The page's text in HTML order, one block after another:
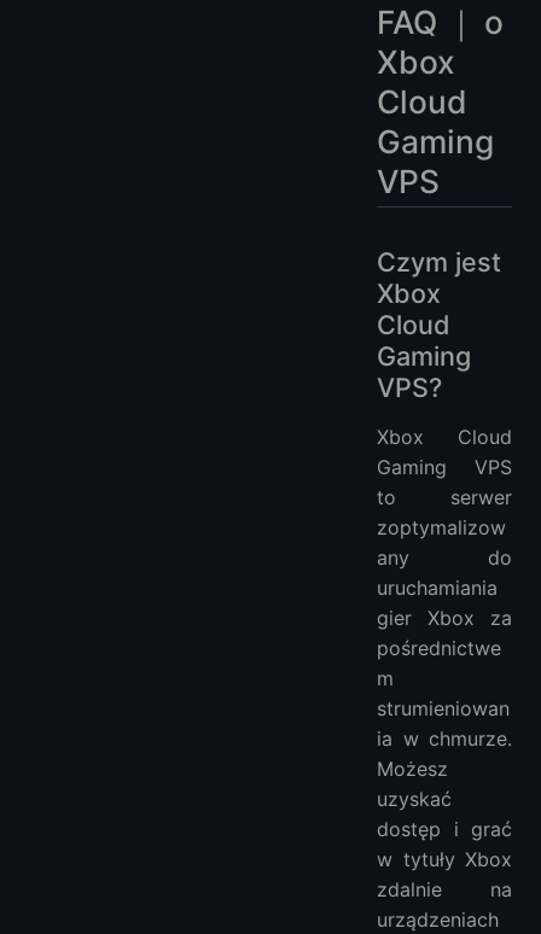
FAQ ｜ o
Xbox
Cloud
Gaming
VPS
Czym jest
Xbox
Cloud
Gaming
VPS?
Xbox Cloud
Gaming VPS
to serwer
zoptymalizow
any do
uruchamiania
gier Xbox za
pośrednictwe
m
strumieniowan
ia w chmurze.
Możesz
uzyskać
dostęp i grać
w tytuły Xbox
zdalnie na
urządzeniach